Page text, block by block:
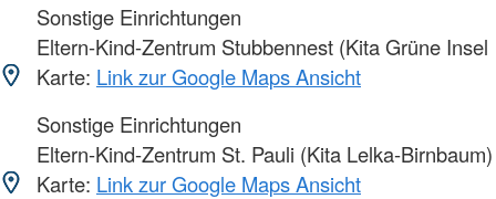
Sonstige Einrichtungen
Eltern-Kind-Zentrum Stubbennest (Kita Grüne Insel
Karte: Link zur Google Maps Ansicht
Sonstige Einrichtungen
Eltern-Kind-Zentrum St. Pauli (Kita Lelka-Birnbaum)
Karte: Link zur Google Maps Ansicht